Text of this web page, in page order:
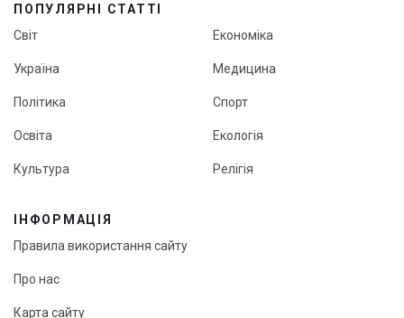
ПОПУЛЯРНІ СТАТТІ
Світ
Україна
Політика
Освіта
Культура
Економіка
Медицина
Спорт
Екологія
Релігія
ІНФОРМАЦІЯ
Правила використання сайту
Про нас
Карта сайту